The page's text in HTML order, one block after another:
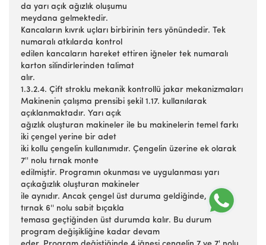
da yarı açık ağızlık oluşumu
meydana gelmektedir.
Kancaların kıvrık uçları birbirinin ters yönündedir. Tek
numaralı atkılarda kontrol
edilen kancaların hareket ettiren iğneler tek numaralı
karton silindirlerinden talimat
alır.
1.3.2.4. Çift stroklu mekanik kontrollü jakar mekanizmaları
Makinenin çalışma prensibi şekil 1.17. kullanılarak
açıklanmaktadır. Yarı açık
ağızlık oluşturan makineler ile bu makinelerin temel farkı
iki çengel yerine bir adet
iki kollu çengelin kullanımıdır. Çengelin üzerine ek olarak
7'' nolu tırnak monte
edilmiştir. Programın okunması ve uygulanması yarı
açıkağızlık oluşturan makineler
ile aynıdır. Ancak çengel üst duruma geldiğinde, 7'' nolu
tırnak 6'' nolu sabit bıçakla
temasa geçtiğinden üst durumda kalır. Bu durum
program değişikliğine kadar devam